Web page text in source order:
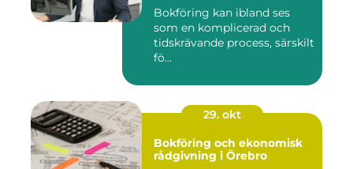
Bokföring kan ibland ses
som en komplicerad och
tidskrävande process, särskilt
fö...
29. okt
Bokföring och ekonomisk
rådgivning i Örebro